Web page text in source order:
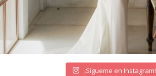
¡Sígueme en Instagram!